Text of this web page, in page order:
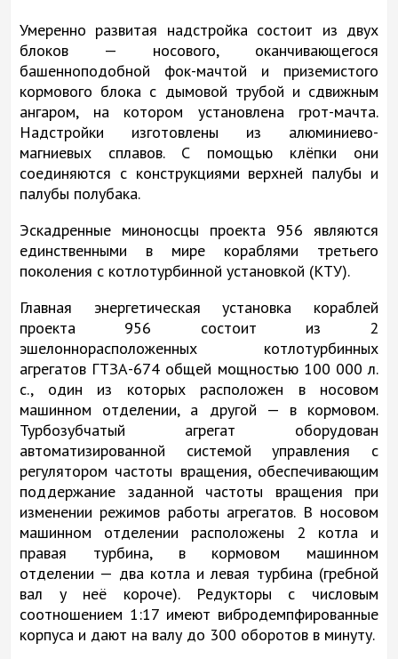
Умеренно развитая надстройка состоит из двух
блоков — носового, оканчивающегося
башенноподобной фок-мачтой и приземистого
кормового блока с дымовой трубой и сдвижным
ангаром, на котором установлена грот-мачта.
Надстройки изготовлены из алюминиево-
магниевых сплавов. С помощью клёпки они
соединяются с конструкциями верхней палубы и
палубы полубака.
Эскадренные миноносцы проекта 956 являются
единственными в мире кораблями третьего
поколения с котлотурбинной установкой (КТУ).
Главная энергетическая установка кораблей
проекта 956 состоит из 2
эшелоннорасположенных котлотурбинных
агрегатов ГТЗА-674 общей мощностью 100 000 л.
с., один из которых расположен в носовом
машинном отделении, а другой — в кормовом.
Турбозубчатый агрегат оборудован
автоматизированной системой управления с
регулятором частоты вращения, обеспечивающим
поддержание заданной частоты вращения при
изменении режимов работы агрегатов. В носовом
машинном отделении расположены 2 котла и
правая турбина, в кормовом машинном
отделении — два котла и левая турбина (гребной
вал у неё короче). Редукторы с числовым
соотношением 1:17 имеют вибродемпфированные
корпуса и дают на валу до 300 оборотов в минуту.